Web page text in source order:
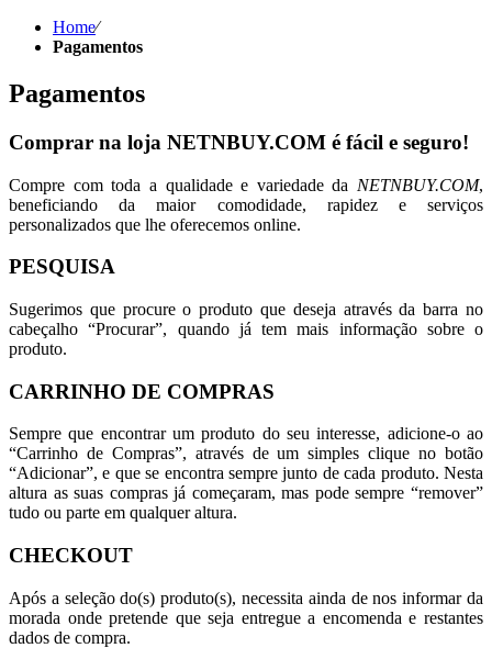
Home⁄
Pagamentos
Pagamentos
Comprar na loja NETNBUY.COM é fácil e seguro!
Compre com toda a qualidade e variedade da NETNBUY.COM,
beneficiando da maior comodidade, rapidez e serviços
personalizados que lhe oferecemos online.
PESQUISA
Sugerimos que procure o produto que deseja através da barra no
cabeçalho “Procurar”, quando já tem mais informação sobre o
produto.
CARRINHO DE COMPRAS
Sempre que encontrar um produto do seu interesse, adicione-o ao
“Carrinho de Compras”, através de um simples clique no botão
“Adicionar”, e que se encontra sempre junto de cada produto. Nesta
altura as suas compras já começaram, mas pode sempre “remover”
tudo ou parte em qualquer altura.
CHECKOUT
Após a seleção do(s) produto(s), necessita ainda de nos informar da
morada onde pretende que seja entregue a encomenda e restantes
dados de compra.